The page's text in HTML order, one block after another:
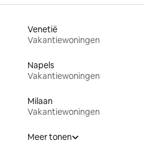
Venetië
Vakantiewoningen
Napels
Vakantiewoningen
Milaan
Vakantiewoningen
Meer tonen